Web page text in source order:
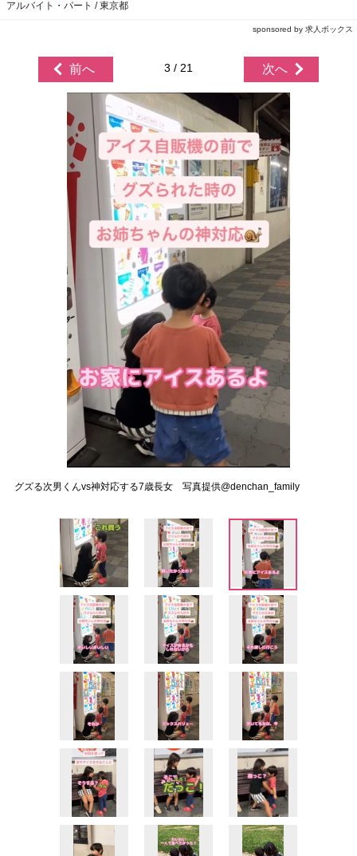
アルバイト・パート / 東京都
sponsored by 求人ボックス
前へ 3 / 21 次へ
グズる次男くんvs神対応する7歳長女 写真提供@denchan_family